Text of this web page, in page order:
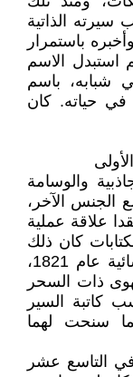
سيرته الذاتية
باستمرار
استبدل الاسم
شبابه، باسم
في حياته. كان
والوسامة
الآخر،
علاقة عملية
كان ذلك
في الثالث من شهر ماي في نزهة مسائية عام 1821،
ذات السحر
كاتبة السير
سنحت لهما
التاسع عشر